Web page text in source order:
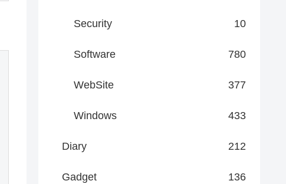
Security 10
Software 780
WebSite 377
Windows 433
Diary 212
Gadget 136